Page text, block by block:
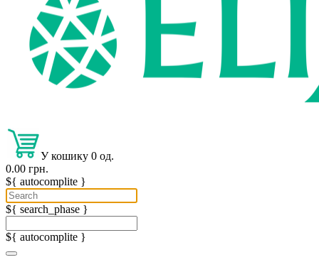
У кошику 0 од.
0.00 грн.
${ autocomplite }
${ search_phase }
${ autocomplite }